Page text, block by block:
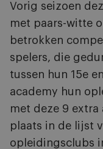
Vorig seizoen
met paars-witte
betrokken
spelers, die
tussen hun 15e
academy hun
met deze 9 extra
plaats in de lijst
opleidingsclubs